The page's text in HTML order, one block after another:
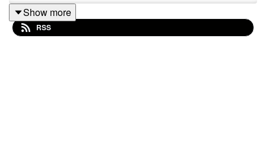
حمایت مالی دلبخواهی از پادکست
Show more
RSS